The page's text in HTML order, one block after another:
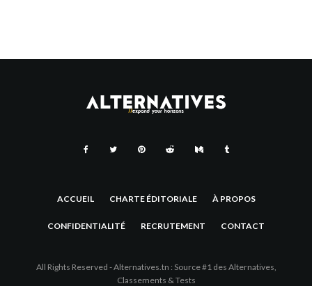
ACCUEIL CHARTE ÉDITORIALE À PROPOS
CONFIDENTIALITÉ RECRUTEMENT CONTACT
All Rights Reserved - Alternatives.tn : Source #1 des Alternatives,
Classements & Tests